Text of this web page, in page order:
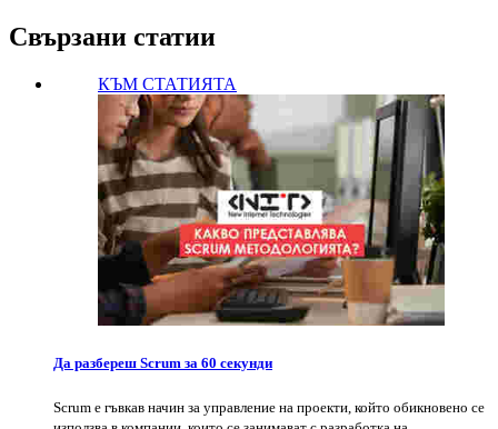
Свързани статии
КЪМ СТАТИЯТА
Да разбереш Scrum за 60 секунди
Scrum e гъвкав начин за управление на проекти, който обикновено се